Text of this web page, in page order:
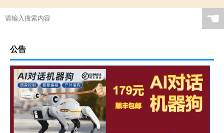
☚
公告